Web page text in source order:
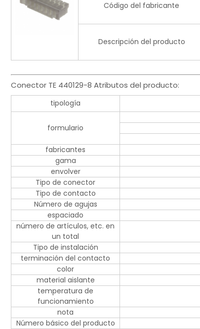
Código del fabricante
Descripción del producto
Conector TE 440129-8 Atributos del producto:
tipología
formulario
fabricantes
gama
envolver
Tipo de conector
Tipo de contacto
Número de agujas
espaciado
número de artículos, etc. en
un total
Tipo de instalación
terminación del contacto
color
material aislante
temperatura de
funcionamiento
nota
Número básico del producto